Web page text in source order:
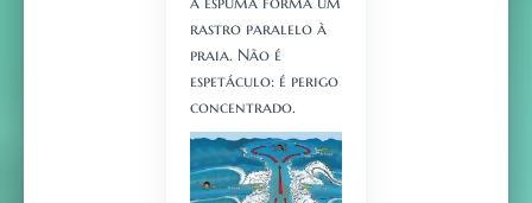
rastro paralelo à
praia. Não é
espetáculo: é perigo
concentrado.